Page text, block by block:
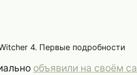
объявили на своём